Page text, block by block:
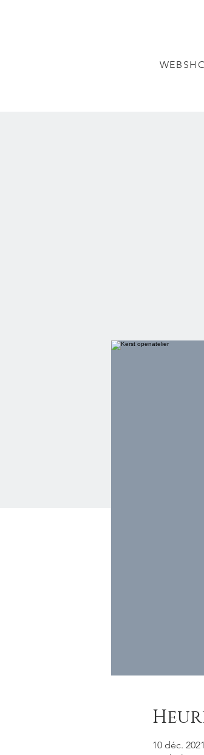
10 déc.